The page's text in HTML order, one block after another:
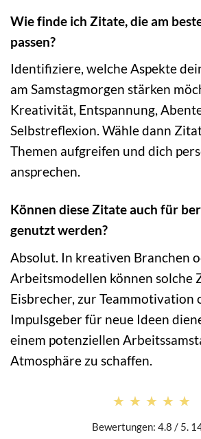
Wie finde ich Zitate, die am
passen?
Identifiziere, welche Aspekte
am Samstagmorgen stärken
Kreativität, Entspannung,
Selbstreflexion. Wähle dann
Themen aufgreifen und dich
ansprechen.
Können diese Zitate auch für
genutzt werden?
Absolut. In kreativen Branchen
Arbeitsmodellen können solche
Eisbrecher, zur Teammotivation
Impulsgeber für neue Ideen
einem potenziellen
Atmosphäre zu schaffen.
★★★★★
★★★★★
Bewertungen: 4.8 / 5.